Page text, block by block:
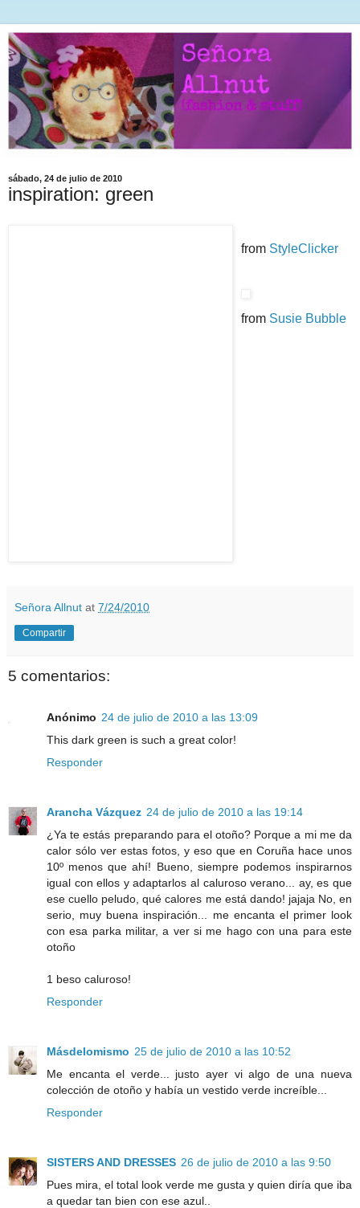
sábado, 24 de julio de 2010
inspiration: green
from StyleClicker
from Susie Bubble
Señora Allnut at 7/24/2010
Compartir
5 comentarios:
Anónimo 24 de julio de 2010 a las 13:09
This dark green is such a great color!
Responder
Arancha Vázquez 24 de julio de 2010 a las 19:14
¿Ya te estás preparando para el otoño? Porque a mi me da
calor sólo ver estas fotos, y eso que en Coruña hace unos
10º menos que ahí! Bueno, siempre podemos inspirarnos
igual con ellos y adaptarlos al caluroso verano... ay, es que
ese cuello peludo, qué calores me está dando! jajaja No, en
serio, muy buena inspiración... me encanta el primer look
con esa parka militar, a ver si me hago con una para este
otoño
1 beso caluroso!
Responder
Másdelomismo 25 de julio de 2010 a las 10:52
Me encanta el verde... justo ayer vi algo de una nueva
colección de otoño y había un vestido verde increíble...
Responder
SISTERS AND DRESSES 26 de julio de 2010 a las 9:50
Pues mira, el total look verde me gusta y quien diría que iba
a quedar tan bien con ese azul..